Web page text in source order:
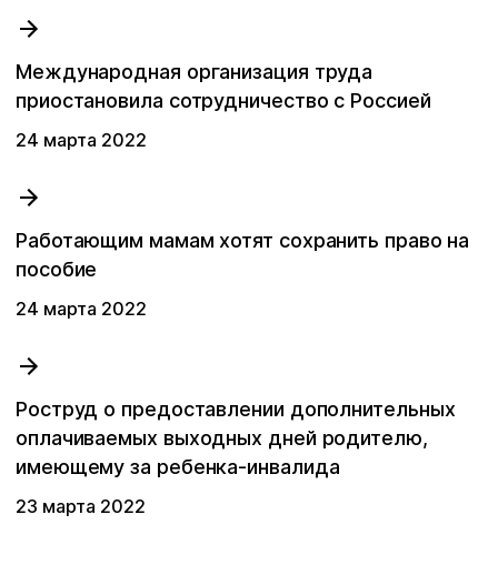
Международная организация труда
приостановила сотрудничество с Россией
24 мартa 2022
Работающим мамам хотят сохранить право на
пособие
24 мартa 2022
Роструд о предоставлении дополнительных
оплачиваемых выходных дней родителю,
имеющему за ребенка-инвалида
23 мартa 2022